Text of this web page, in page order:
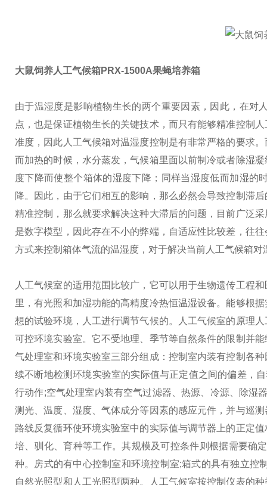
大鼠饲养人工气候箱PRX-1500A果蝇培养箱
由于温湿度是影响植物生长的两个重要因素，因此，在对
点，也是保证植物生长的关键技术，而只有能够精准控制
准度，因此人工气候箱对温湿度控制是有非常严格的要求。
而加热的时候，水分蒸发，气候箱里面以前制冷或者除湿
度下降而使整个箱体的湿度下降；同样当湿度低而加湿的
降。因此，由于它们相互的影响，那么必然会导致控制滞
精准控制，那么就要求解决这种大滞后的问题，目前广泛
是数字模型，因此存在不小的弊端，自适应性比较差，往
方式来控制箱体气流的温湿度，对于解决当前人工气候箱
人工气候室的适用范围比较广，它可以用于生物遗传工程
里，有光照和加湿功能的高精度冷热恒温湿设备。能够根
想的试验环境，人工进行调节气候的。
人工气候室的原理
可控环境实验室。它不受地理、季节等自然条件的限制并
气处理室和环境实验室三部分组成： 控制室内装有控制各
续不断地检测环境实验室的实际值与正定值之间的偏差，
行动作;空气处理室内装有空气过滤器、热源、冷源、除湿
测光、温度、湿度、气体成分等因素的感应元件，并与巡
路线反复循环使环境实验室中的实际值与调节器上的正定值
培、驯化、育种等工作。其规模及可控条件则根据需要确
种。房式的有中心控制室和环境控制室;箱式的具有独立控
自然光照型和人工光照型两种。
人工气候室按控制仪表的